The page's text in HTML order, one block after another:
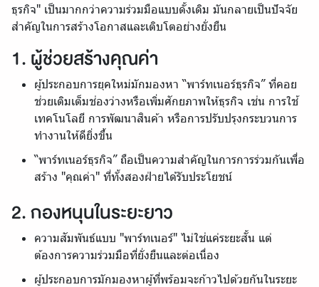
ธุรกิจ" เป็นมากกว่าความร่วมมือแบบดั้งเดิม มันกลายเป็นปัจจัย
สำคัญในการสร้างโอกาสและเติบโตอย่างยั่งยืน
1. ผู้ช่วยสร้างคุณค่า
ผู้ประกอบการยุคใหม่มักมองหา “พาร์ทเนอร์ธุรกิจ” ที่คอย
ช่วยเติมเต็มช่องว่างหรือเพิ่มศักยภาพให้ธุรกิจ เช่น การใช้
เทคโนโลยี การพัฒนาสินค้า หรือการปรับปรุงกระบวนการ
ทำงานให้ดียิ่งขึ้น
“พาร์ทเนอร์ธุรกิจ” ถือเป็นความสำคัญในการการร่วมกันเพื่อ
สร้าง "คุณค่า" ที่ทั้งสองฝ่ายได้รับประโยชน์
2. กองหนุนในระยะยาว
ความสัมพันธ์แบบ "พาร์ทเนอร์" ไม่ใช่แค่ระยะสั้น แต่
ต้องการความร่วมมือที่ยั่งยืนและต่อเนื่อง
ผู้ประกอบการมักมองหาผู้ที่พร้อมจะก้าวไปด้วยกันในระยะ